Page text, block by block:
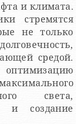
и климата.
стремятся
не только
средой.
света,
и создание